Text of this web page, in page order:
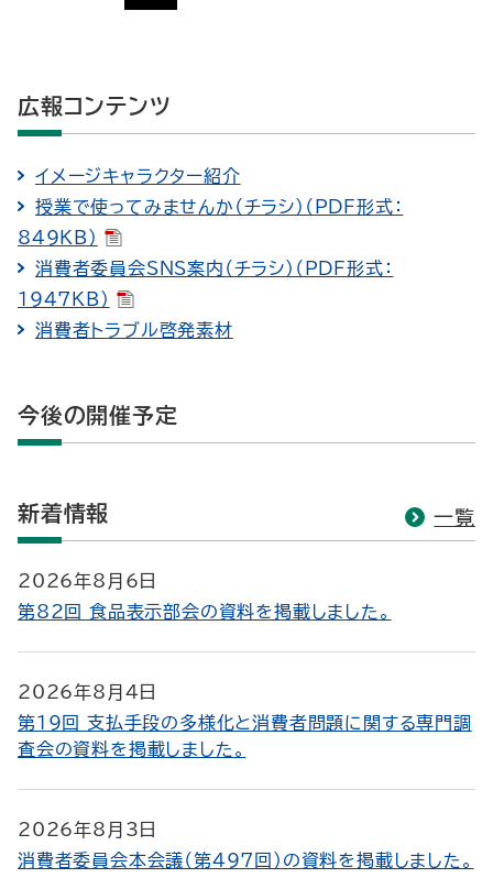
広報コンテンツ
イメージキャラクター紹介
授業で使ってみませんか（チラシ）（PDF形式：
849KB）
消費者委員会SNS案内（チラシ）（PDF形式：
1947KB）
消費者トラブル啓発素材
今後の開催予定
新着情報 一覧
2026年8月6日
第82回 食品表示部会の資料を掲載しました。
2026年8月4日
第19回 支払手段の多様化と消費者問題に関する専門調
査会の資料を掲載しました。
2026年8月3日
消費者委員会本会議（第497回）の資料を掲載しました。